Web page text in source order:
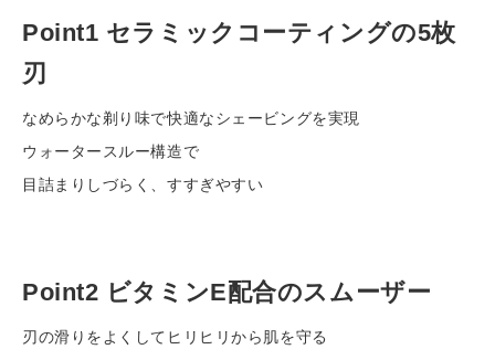
商
品
を
入
れ
Point1 セラミックコーティングの5枚
刃
なめらかな剃り味で快適なシェービングを実現
ウォータースルー構造で
目詰まりしづらく、すすぎやすい
Point2 ビタミンE配合のスムーザー
刃の滑りをよくしてヒリヒリから肌を守る